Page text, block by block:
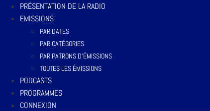
PRÉSENTATION DE LA RADIO
EMISSIONS
PAR DATES
PAR CATÉGORIES
PAR PATRONS D’ÉMISSIONS
TOUTES LES ÉMISSIONS
PODCASTS
PROGRAMMES
CONNEXION